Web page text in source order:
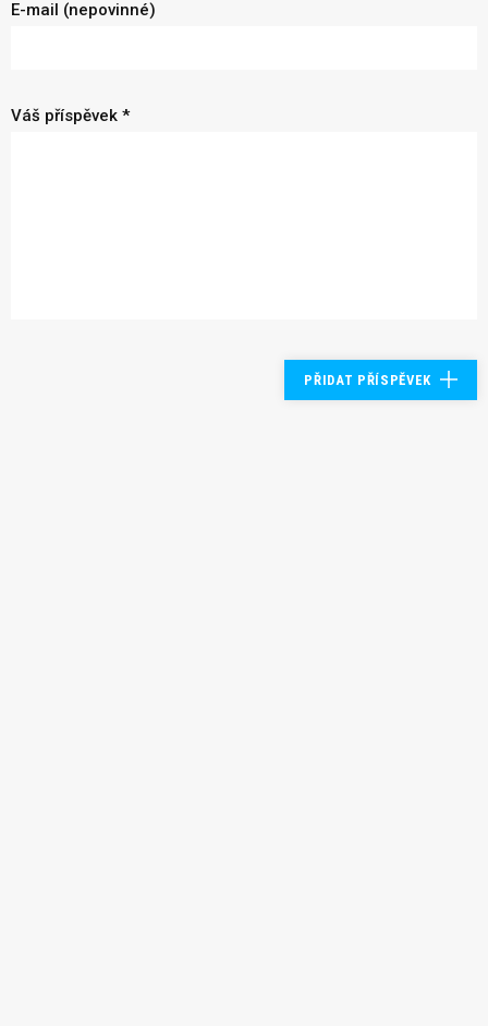
E-mail (nepovinné)
Váš příspěvek *
PŘIDAT PŘÍSPĚVEK